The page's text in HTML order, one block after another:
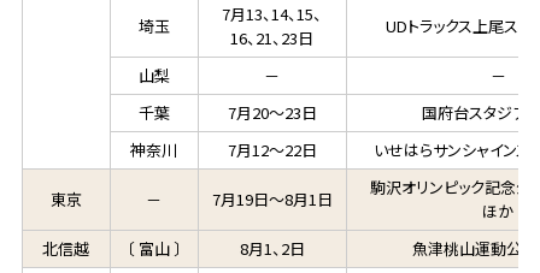
埼玉
7月13、14、15、
16、21、23日
UDトラックス上尾ス
山梨 －
－
千葉
7月20～23日
国府台スタジア
神奈川
7月12～22日 いせはらサンシャインス
東京 － 7月19日～8月1日
駒沢オリンピック記念
ほか
北信越
〔 富山 〕 8月1、2日 魚津桃山運動公